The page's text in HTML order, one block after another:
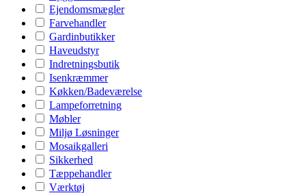
Ejendomsmægler
Farvehandler
Gardinbutikker
Haveudstyr
Indretningsbutik
Isenkræmmer
Køkken/Badeværelse
Lampeforretning
Møbler
Miljø Løsninger
Mosaikgalleri
Sikkerhed
Tæppehandler
Værktøj